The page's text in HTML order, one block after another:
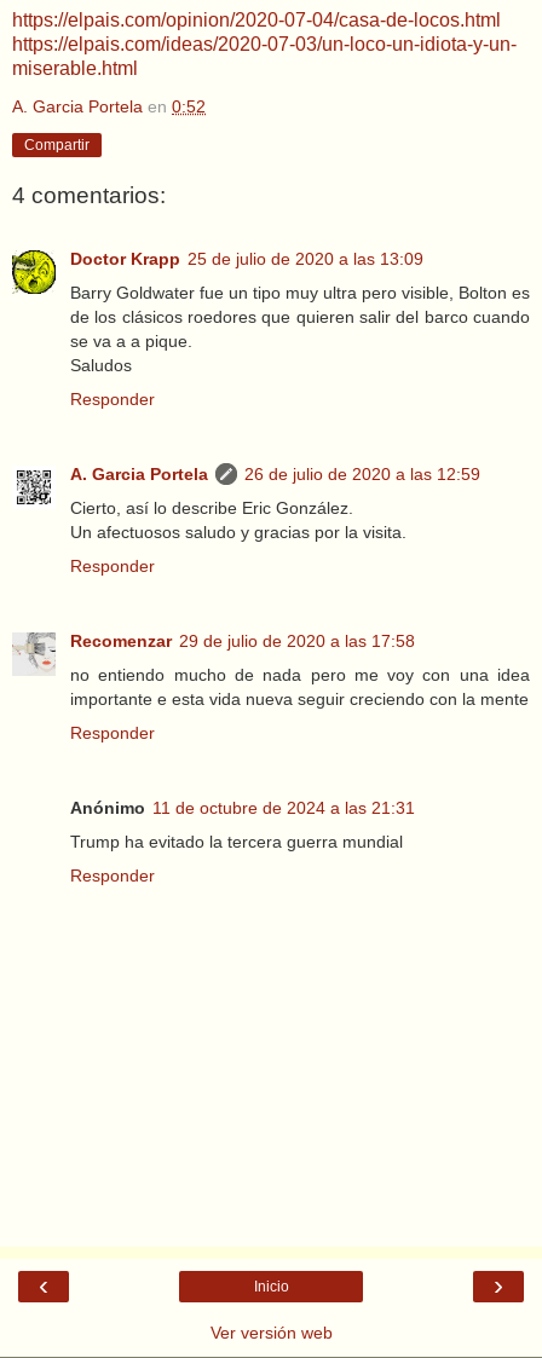
https://elpais.com/opinion/2020-07-04/casa-de-locos.html
https://elpais.com/ideas/2020-07-03/un-loco-un-idiota-y-un-
miserable.html
A. Garcia Portela en 0:52
Compartir
4 comentarios:
Doctor Krapp 25 de julio de 2020 a las 13:09
Barry Goldwater fue un tipo muy ultra pero visible, Bolton es
de los clásicos roedores que quieren salir del barco cuando
se va a a pique.
Saludos
Responder
A. Garcia Portela
26 de julio de 2020 a las 12:59
Cierto, así lo describe Eric González.
Un afectuosos saludo y gracias por la visita.
Responder
Recomenzar 29 de julio de 2020 a las 17:58
no entiendo mucho de nada pero me voy con una idea
importante e esta vida nueva seguir creciendo con la mente
Responder
Anónimo 11 de octubre de 2024 a las 21:31
Trump ha evitado la tercera guerra mundial
Responder
‹ ›
Inicio
Ver versión web